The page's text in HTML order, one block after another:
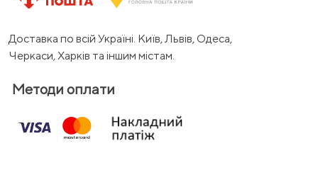
Доставка по всій Україні. Київ, Львів, Одеса,
Черкаси, Харків та іншим містам.
Методи оплати